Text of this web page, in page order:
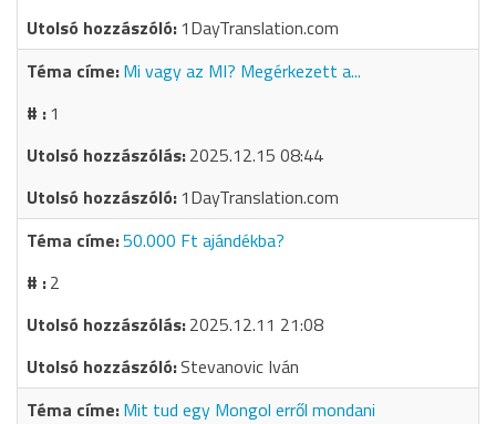
1DayTranslation.com
Mi vagy az MI? Megérkezett a...
1
2025.12.15 08:44
1DayTranslation.com
50.000 Ft ajándékba?
2
2025.12.11 21:08
Stevanovic Iván
Mit tud egy Mongol erről mondani